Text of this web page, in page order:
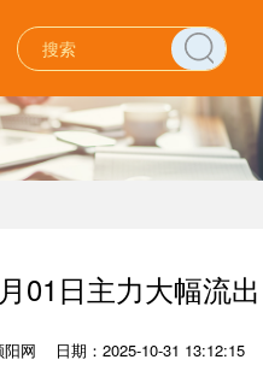
01日主力大幅流出
阳网
日期：2025-10-31 13:12:15